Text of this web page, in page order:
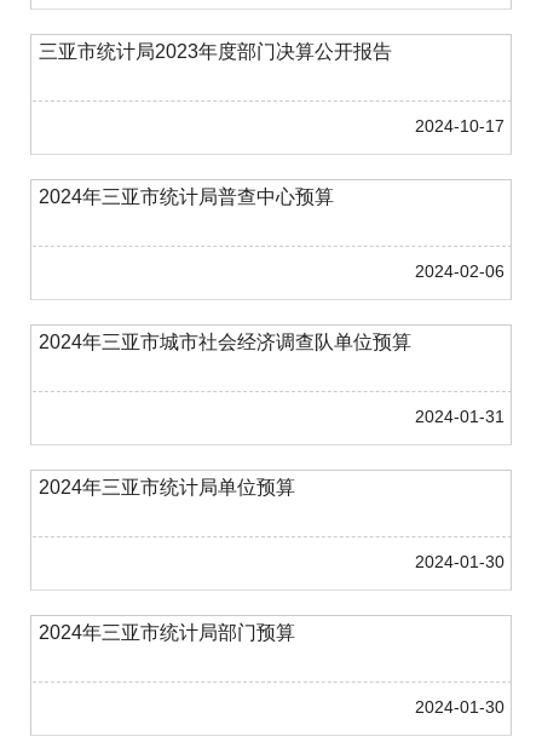
三亚市统计局2023年度部门决算公开报告
2024-10-17
2024年三亚市统计局普查中心预算
2024-02-06
2024年三亚市城市社会经济调查队单位预算
2024-01-31
2024年三亚市统计局单位预算
2024-01-30
2024年三亚市统计局部门预算
2024-01-30